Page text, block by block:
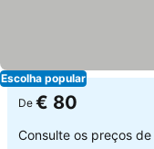
Escolha popular
De € 80
Consulte os preços de